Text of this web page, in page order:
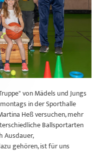
von Mädels und Jungs
in der Sporthalle
Heß versuchen, mehr
Ballsportarten
Ausdauer,
gehören, ist für uns